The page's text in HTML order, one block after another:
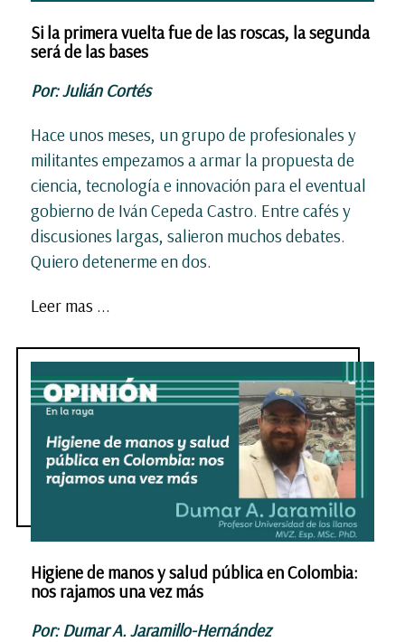
Si la primera vuelta fue de las roscas, la segunda
será de las bases
Por: Julián Cortés
Hace unos meses, un grupo de profesionales y
militantes empezamos a armar la propuesta de
ciencia, tecnología e innovación para el eventual
gobierno de Iván Cepeda Castro. Entre cafés y
discusiones largas, salieron muchos debates.
Quiero detenerme en dos.
Leer mas ...
Higiene de manos y salud pública en Colombia:
nos rajamos una vez más
Por: Dumar A. Jaramillo-Hernández